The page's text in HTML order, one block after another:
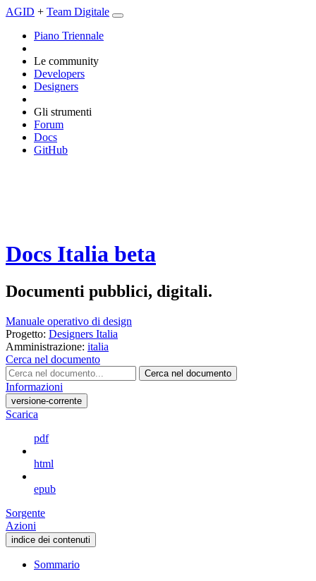
AGID + Team Digitale
Piano Triennale
Le community
Developers
Designers
Gli strumenti
Forum
Docs
GitHub
Docs Italia beta
Documenti pubblici, digitali.
Manuale operativo di design
Progetto: Designers Italia
Amministrazione: italia
Cerca nel documento
Cerca nel documento
Informazioni
versione-corrente
Scarica
pdf
html
epub
Sorgente
Azioni
indice dei contenuti
Sommario